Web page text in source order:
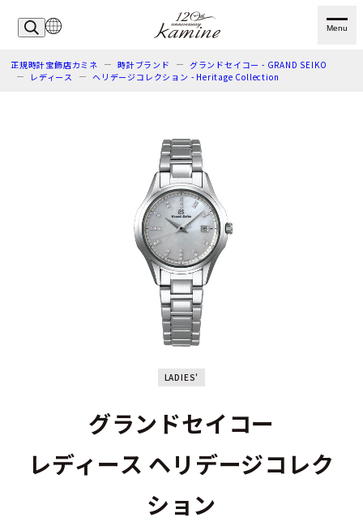
Menu
正規時計宝飾店カミネ 時計ブランド
グランドセイコー - GRAND SEIKO
レディース
ヘリデージコレクション - Heritage Collection
LADIES'
グランドセイコー
レディース ヘリデージコレク
ション